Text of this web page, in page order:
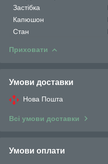
Застібка
Капюшон
Стан
Приховати
Умови доставки
Нова Пошта
Всі умови доставки
Умови оплати